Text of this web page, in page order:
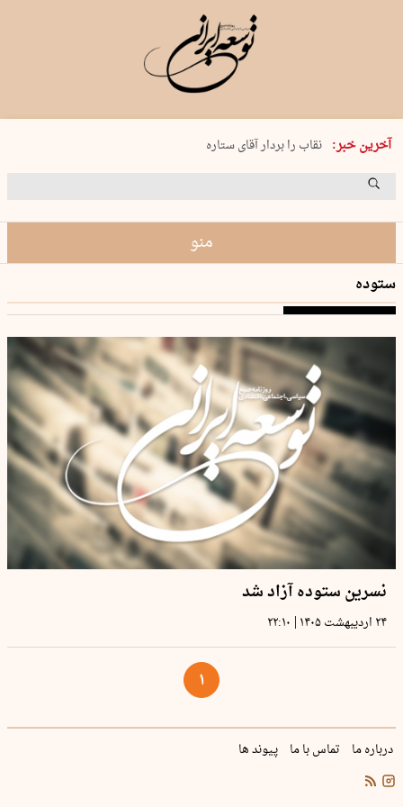
آخرین خبر:
پنجشنبه 15 مرداد 1405 شماره 2243
نقاب را بردار آقای ستاره
کدام فوتبال؟
منو
ستوده
نسرین ستوده آزاد شد
۲۴ اردیبهشت ۱۴۰۵ | ۲۲:۱۰
۱
درباره ما تماس با ما پیوند ها